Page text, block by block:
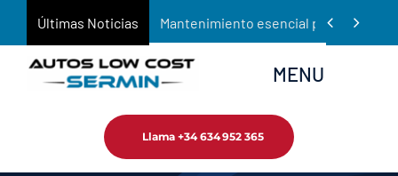
contenido
Últimas Noticias Mantenimiento esencial para
 
MENU
Llama +34 634 952 365